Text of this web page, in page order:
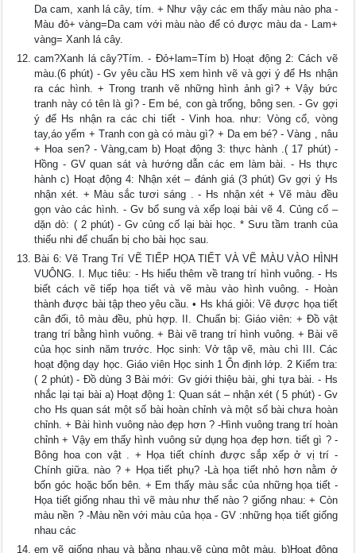
Da cam, xanh lá cây, tím. + Như vậy các em thấy màu nào pha -
Màu đỏ+ vàng=Da cam với màu nào để có được màu da - Lam+
vàng= Xanh lá cây.
cam?Xanh lá cây?Tím. - Đỏ+lam=Tím b) Hoạt động 2: Cách vẽ
màu.(6 phút) - Gv yêu cầu HS xem hình vẽ và gợi ý để Hs nhận
ra các hình. + Trong tranh vẽ những hình ảnh gì? + Vậy bức
tranh này có tên là gì? - Em bé, con gà trống, bông sen. - Gv gợi
ý để Hs nhận ra các chi tiết - Vinh hoa. như: Vòng cổ, vòng
tay,áo yếm + Tranh con gà có màu gì? + Da em bé? - Vàng , nâu
+ Hoa sen? - Vàng,cam b) Hoạt động 3: thực hành .( 17 phút) -
Hồng - GV quan sát và hướng dẫn các em làm bài. - Hs thực
hành c) Hoạt động 4: Nhận xét – đánh giá (3 phút) Gv gợi ý Hs
nhận xét. + Màu sắc tươi sáng . - Hs nhận xét + Vẽ màu đều
gọn vào các hình. - Gv bổ sung và xếp loại bài vẽ 4. Củng cố –
dặn dò: ( 2 phút) - Gv củng cố lại bài học. * Sưu tầm tranh của
thiếu nhi để chuẩn bị cho bài học sau.
Bài 6: Vẽ Trang Trí VẼ TIẾP HỌA TIẾT VÀ VẼ MÀU VÀO HÌNH
VUÔNG. I. Mục tiêu: - Hs hiểu thêm về trang trí hình vuông. - Hs
biết cách vẽ tiếp họa tiết và vẽ màu vào hình vuông. - Hoàn
thành được bài tập theo yêu cầu. • Hs khá giỏi: Vẽ được họa tiết
cân đối, tô màu đều, phù hợp. II. Chuẩn bị: Giáo viên: + Đồ vật
trang trí bằng hình vuông. + Bài vẽ trang trí hình vuông. + Bài vẽ
của học sinh năm trước. Học sinh: Vở tập vẽ, màu chì III. Các
hoạt động dạy học. Giáo viên Học sinh 1 Ổn định lớp. 2 Kiểm tra:
( 2 phút) - Đồ dùng 3 Bài mới: Gv giới thiệu bài, ghi tựa bài. - Hs
nhắc lại tại bài a) Hoạt động 1: Quan sát – nhận xét ( 5 phút) - Gv
cho Hs quan sát một số bài hoàn chỉnh và một số bài chưa hoàn
chỉnh. + Bài hình vuông nào đẹp hơn ? -Hình vuông trang trí hoàn
chỉnh + Vậy em thấy hình vuông sử dụng họa đẹp hơn. tiết gì ? -
Bông hoa con vật . + Họa tiết chính được sắp xếp ở vị trí -
Chính giữa. nào ? + Họa tiết phụ? -Là họa tiết nhỏ hơn nằm ở
bốn góc hoặc bốn bên. + Em thấy màu sắc của những họa tiết -
Họa tiết giống nhau thì vẽ màu như thế nào ? giống nhau: + Còn
màu nền ? -Màu nền với màu của họa - GV :những họa tiết giống
nhau các
em vẽ giống nhau và bằng nhau,vẽ cùng một màu. b)Hoạt động